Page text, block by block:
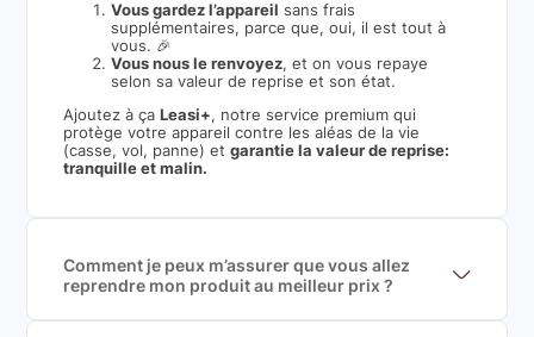
Vous gardez l’appareil sans frais
supplémentaires, parce que, oui, il est tout à
vous. 🎉
Vous nous le renvoyez, et on vous repaye
selon sa valeur de reprise et son état.
Ajoutez à ça Leasi+, notre service premium qui
protège votre appareil contre les aléas de la vie
(casse, vol, panne) etgarantie la valeur de reprise:
tranquille et malin.
Comment je peux m’assurer que vous allez
reprendre mon produit au meilleur prix ?